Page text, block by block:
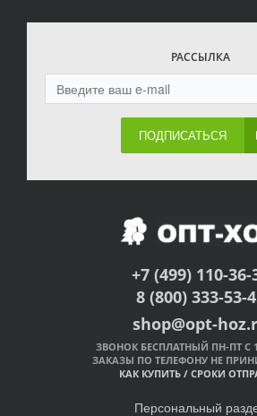
РАССЫЛКА
ПОДПИСАТЬСЯ
+7 (499) 110-36-
8 (800) 333-53-
shop@opt-
ЗВОНОК БЕСПЛАТНЫЙ ПН-ПТ С
ЗАКАЗЫ ПО ТЕЛЕФОНУ НЕ
КАК КУПИТЬ / СРОКИ
Персональный